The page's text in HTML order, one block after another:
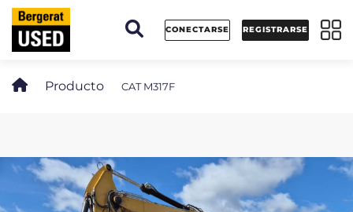
CONECTARSE REGISTRARSE
Producto CAT M317F
Panel de gestión de cookies